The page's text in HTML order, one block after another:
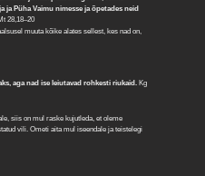
ja Püha Vaimu nimesse ja õpetades neid
28,18–20
muuta kõike alates sellest, kes nad on,
aga nad ise leiutavad rohkesti riukaid. Kg
siis on mul raske kujutleda, et oleme
vili. Ometi aita mul iseendale ja teistelegi